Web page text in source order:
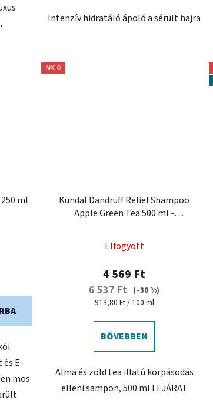
Intenzív hidratáló ápoló a sérült hajra
ml
E-
mos
AKCIÓ
Kundal Dandruff Relief Shampoo
Apple Green Tea 500 ml -
Elfogyott
4 569 Ft
6 537 Ft (–30 %)
Egységár:
913,80 Ft / 100 ml
BŐVEBBEN
Alma és zöld tea illatú korpásodás
elleni sampon, 500 ml LEJÁRAT